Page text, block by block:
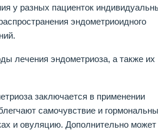
у разных пациенток
эндометриоидного
лечения эндометриоза, а также их
заключается в применении
самочувствие и
и овуляцию. Дополнительно может